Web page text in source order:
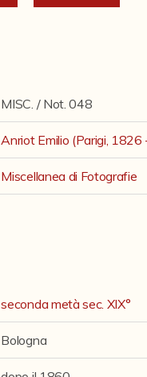
MISC. / Not. 048
Anriot Emilio (Parigi, 1826
Miscellanea di Fotografie
seconda metà sec. XIX°
Bologna